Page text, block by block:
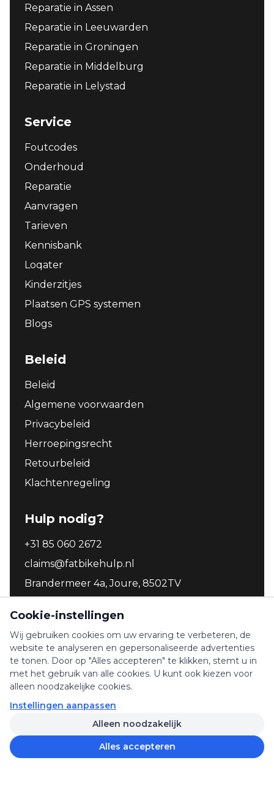
Reparatie in Assen
Reparatie in Leeuwarden
Reparatie in Groningen
Reparatie in Middelburg
Reparatie in Lelystad
Service
Foutcodes
Onderhoud
Reparatie
Aanvragen
Tarieven
Kennisbank
Loqater
Kinderzitjes
Plaatsen GPS systemen
Blogs
Beleid
Beleid
Algemene voorwaarden
Privacybeleid
Herroepingsrecht
Retourbeleid
Klachtenregeling
Hulp nodig?
+31 85 060 2672
claims@fatbikehulp.nl
Brandermeer 4a, Joure, 8502TV
WhatsApp
4.9 / 132 reviews
©2026Fatbikehulp.nl - Alle rechten voorbehouden
KVK: 96813091 BTW: NL867772979B01
Cookie-instellingen
Wij gebruiken cookies om uw ervaring te verbeteren, de
website te analyseren en gepersonaliseerde advertenties
te tonen. Door op "Alles accepteren" te klikken, stemt u in
met het gebruik van alle cookies. U kunt ook kiezen voor
alleen noodzakelijke cookies.
Instellingen aanpassen
Alleen noodzakelijk
Alles accepteren